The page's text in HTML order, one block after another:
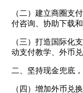
（二）建立商圈支
付咨询、协助下载
（三）打造国际化
动支付教学、外币兑
二、坚持现金兜底
（四）增加外币兑